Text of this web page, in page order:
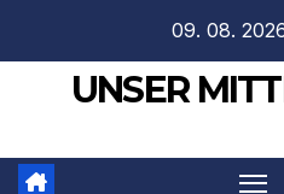
springen
09. 08.
UNSER